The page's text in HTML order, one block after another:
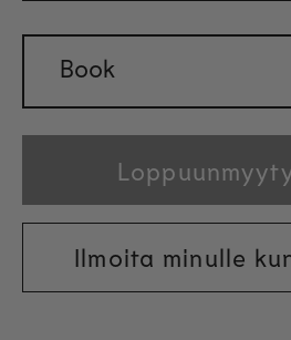
Book
Ilmoita minulle